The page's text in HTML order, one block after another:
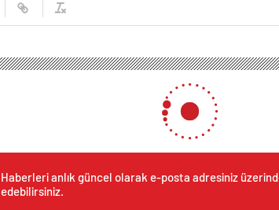
Haberleri anlık güncel olarak e-posta adresiniz
edebilirsiniz.